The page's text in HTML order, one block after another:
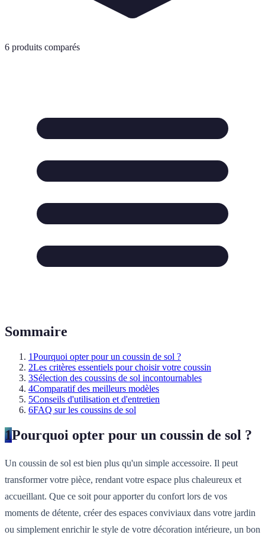
6 produits comparés
Sommaire
1Pourquoi opter pour un coussin de sol ?
2Les critères essentiels pour choisir votre coussin
3Sélection des coussins de sol incontournables
4Comparatif des meilleurs modèles
5Conseils d'utilisation et d'entretien
6FAQ sur les coussins de sol
1Pourquoi opter pour un coussin de sol ?
Un coussin de sol est bien plus qu'un simple accessoire. Il peut
transformer votre pièce, rendant votre espace plus chaleureux et
accueillant. Que ce soit pour apporter du confort lors de vos
moments de détente, créer des espaces conviviaux dans votre jardin
ou simplement enrichir le style de votre décoration intérieure, un bon